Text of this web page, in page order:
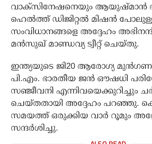
വാക്‌സിനേഷനെയും ആയുഷ്മാന്‍
ഹെല്‍ത്ത് ഡിജിറ്റല്‍ മിഷന്‍ പോലുള്ള
സംവിധാനങ്ങളെ അദ്ദേഹം
മന്‍സുഖ് മാണ്ഡവ്യ ട്വീറ്റ് ചെയ്തു.
ഇന്ത്യയുടെ ജി20 ആരോഗ്യ
പി.എം. ഭാരതീയ ജന്‍ ഔഷധി
സഞ്ജീവനി എന്നിവയെക്കുറിച്ചും
ചെയ്തതായി അദ്ദേഹം പറഞ്ഞു.
സമയത്ത് ഒരുക്കിയ വാര്‍ റൂമും
സന്ദര്‍ശിച്ചു.